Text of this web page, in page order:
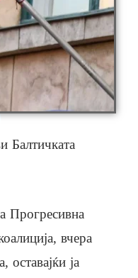
Балтичката
Прогресивна
вчера
оставајќи ја